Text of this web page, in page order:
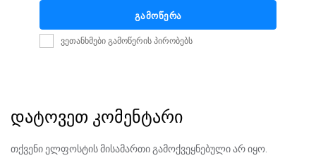
გამოწერა
ვეთანხმები გამოწერის პირობებს
დატოვეთ კომენტარი
თქვენი ელფოსტის მისამართი გამოქვეყნებული არ იყო.